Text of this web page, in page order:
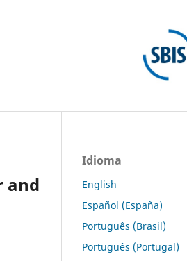
and
Idioma
English
Español (España)
Português (Brasil)
Português (Portugal)